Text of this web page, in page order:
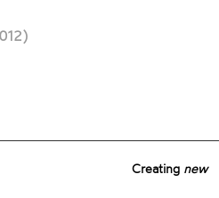
Creating new